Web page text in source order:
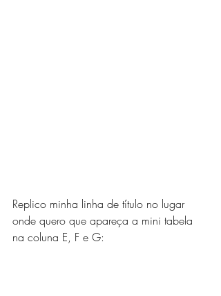
Replico minha linha de título no lugar
onde quero que apareça a mini tabela
na coluna E, F e G: